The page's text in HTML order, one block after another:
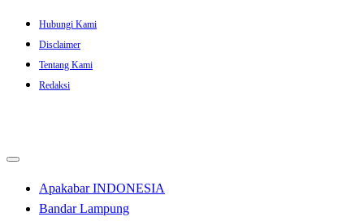
Skip
content
Hubungi Kami
Disclaimer
Tentang Kami
Redaksi
Apakabar INDONESIA
Bandar Lampung